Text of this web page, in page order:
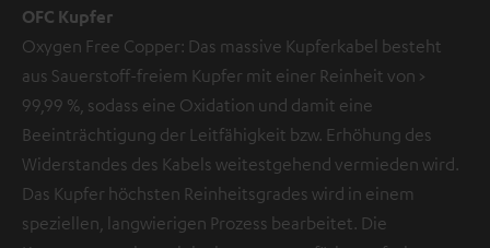
OFC Kupfer
Oxygen Free Copper: Das massive Kupferkabel besteht
aus Sauerstoff-freiem Kupfer mit einer Reinheit von >
99,99 %, sodass eine Oxidation und damit eine
Beeinträchtigung der Leitfähigkeit bzw. Erhöhung des
Widerstandes des Kabels weitestgehend vermieden wird.
Das Kupfer höchsten Reinheitsgrades wird in einem
speziellen, langwierigen Prozess bearbeitet. Die